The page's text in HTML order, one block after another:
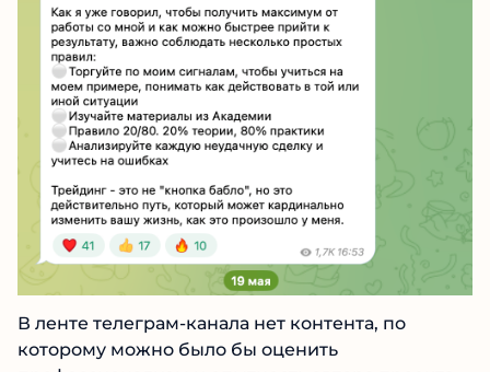
50–70 реакций от читателей.